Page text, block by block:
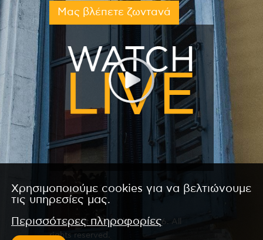
Μας βλέπετε ζωντανά
Copyright © 2026 by Kanali 6. All
rights reserved.
Χρησιμοποιούμε cookies για να βελτιώνουμε
τις υπηρεσίες μας.
Περισσότερες πληροφορίες